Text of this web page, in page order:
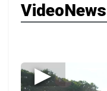
VideoNews
▶